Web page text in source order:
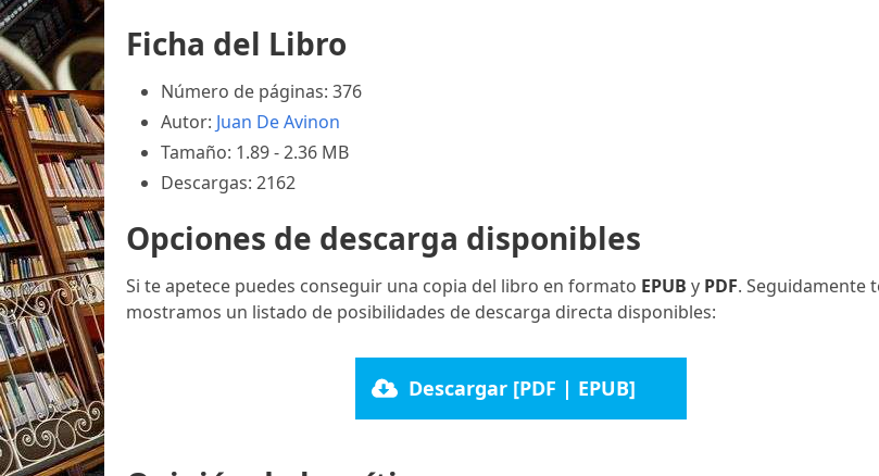
Ficha del Libro
Número de páginas: 376
Autor: Juan De Avinon
Tamaño: 1.89 - 2.36 MB
Descargas: 2162
Opciones de descarga disponibles
Si te apetece puedes conseguir una copia del libro en formato EPUB y PDF. Seguidamente
mostramos un listado de posibilidades de descarga directa disponibles:
Descargar [PDF | EPUB]